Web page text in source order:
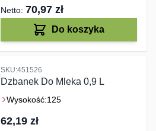
70,97 zł
Do koszyka
SKU:451526
Dzbanek Do Mleka 0,9 L
Wysokość:125
62,19 zł